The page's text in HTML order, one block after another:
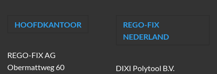
HOOFDKANTOOR
REGO-FIX AG
Obermattweg 60
REGO-FIX
NEDERLAND
DIXI Polytool B.V.